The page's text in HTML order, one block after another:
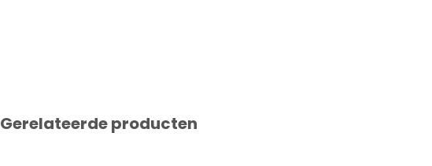
Gerelateerde producten